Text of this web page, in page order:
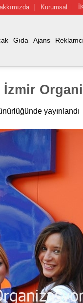
Kurumsal
Gıda Ajans
İzmir
yayınlandı